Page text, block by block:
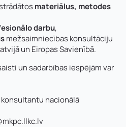
materiālus, metodes
darbu,
mežsaimniecības konsultāciju
un Eiropas Savienībā.
un sadarbības iespējām var
nacionālā